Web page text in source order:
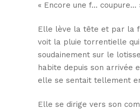
« Encore une f… coupure…
Elle lève la tête et par la
voit la pluie torrentielle qui
soudainement sur le
habite depuis son arrivée
elle se sentait tellement
Elle se dirige vers son